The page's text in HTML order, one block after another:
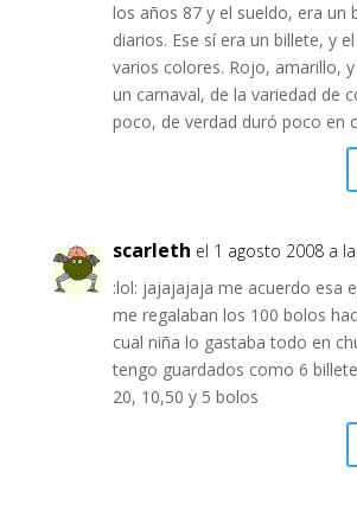
los años 87 y el sueldo, era un
diarios. Ese sí era un billete, y
varios colores. Rojo, amarillo,
un carnaval, de la variedad de
poco, de verdad duró poco en
scarleth el 1 agosto 2008 a
:lol: jajajajaja me acuerdo esa
me regalaban los 100 bolos
cual niña lo gastaba todo en
tengo guardados como 6
20, 10,50 y 5 bolos